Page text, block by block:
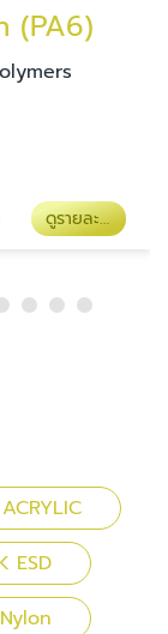
(PA6)
ดูรายละเอียด
ESD